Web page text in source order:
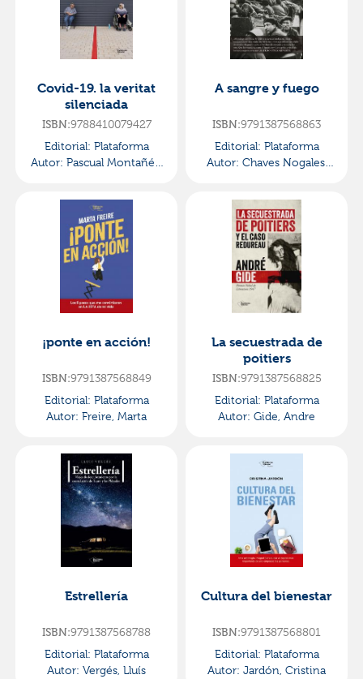
Covid-19. la veritat
silenciada
ISBN:9788410079427
Editorial: Plataforma
Autor: Pascual Montañés,
A sangre y fuego
ISBN:9791387568863
Editorial: Plataforma
Autor: Chaves Nogales,
¡ponte en acción!
ISBN:9791387568849
Editorial: Plataforma
Autor: Freire, Marta
La secuestrada de
poitiers
ISBN:9791387568825
Editorial: Plataforma
Autor: Gide, Andre
Estrellería
ISBN:9791387568788
Editorial: Plataforma
Autor: Vergés, Lluís
Cultura del bienestar
ISBN:9791387568801
Editorial: Plataforma
Autor: Jardón, Cristina